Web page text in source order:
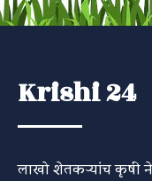
Krishi 24
लाखो शेतकऱ्यांच कृषी